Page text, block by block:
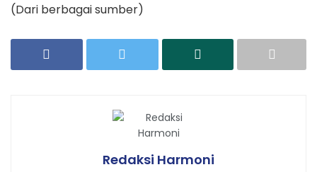
(Dari berbagai sumber)
Redaksi Harmoni